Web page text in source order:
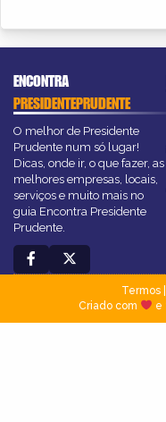
ENCONTRA
PRESIDENTEPRUDENTE
O melhor de Presidente
Prudente num só lugar!
Dicas, onde ir, o que fazer, as
melhores empresas, locais,
serviços e muito mais no
guia Encontra Presidente
Prudente.
Termos|
Criado com
e